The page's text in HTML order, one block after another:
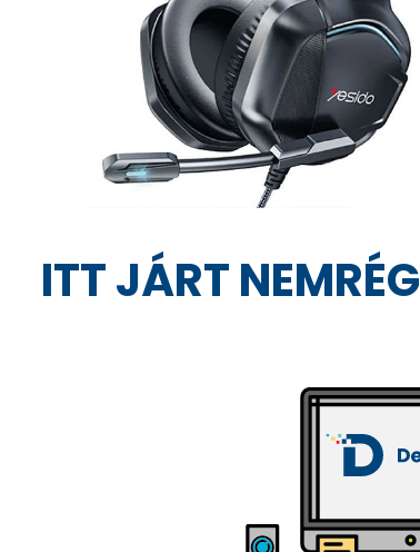
ITT JÁRT NEMRÉG